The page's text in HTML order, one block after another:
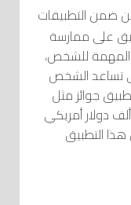
ضمن التطبيقات
على ممارسة
المهمة للشخص،
تساعد الشخص
جوائز مثل
الايفون ومبلغ مالي كبير يصل إلى 100 ألف دولار أمريكي
التطبيق